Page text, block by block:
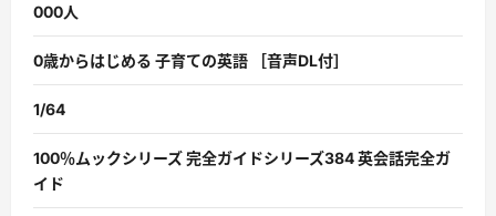
000人
0歳からはじめる 子育ての英語 ［音声DL付］
1/64
100％ムックシリーズ 完全ガイドシリーズ384 英会話完全ガ
イド